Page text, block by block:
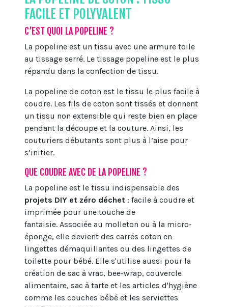
FACILE ET POLYVALENT
C’EST QUOI LA POPELINE ?
La popeline est un tissu avec une armure toile
au tissage serré. Le tissage popeline est le plus
répandu dans la confection de tissu.
La popeline de coton est le tissu le plus facile à
coudre. Les fils de coton sont tissés et donnent
un tissu non extensible qui reste bien en place
pendant la découpe et la couture. Ainsi, les
couturiers débutants sont plus à l’aise pour
s’initier.
QUE COUDRE AVEC DE LA POPELINE ?
La popeline est le tissu indispensable des
projets DIY et zéro déchet : facile à coudre et
imprimée pour une touche de
fantaisie. Associée au molleton ou à la micro-
éponge, elle devient des carrés coton en
lingettes démaquillantes ou des lingettes de
toilette pour bébé. Elle s'utilise aussi pour la
création de sac à vrac, bee-wrap, couvercle
alimentaire, sac à tarte et les articles d'hygiène
comme les couches bébé et les serviettes